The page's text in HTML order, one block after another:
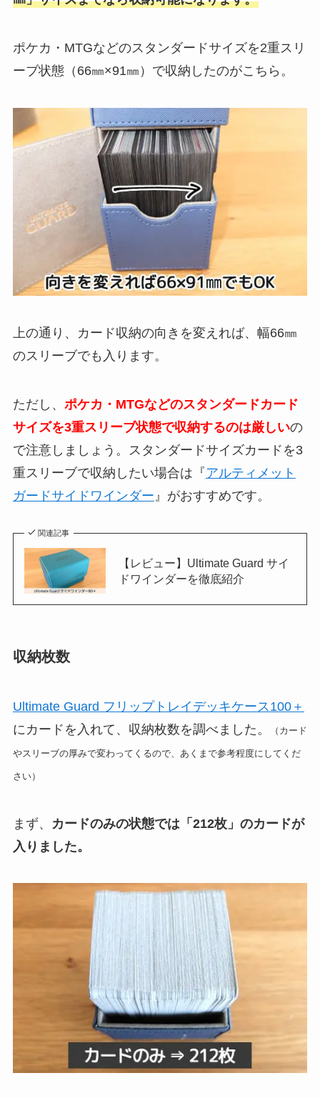
ポケカ・MTGなどのスタンダードサイズを2重スリ
ーブ状態（66㎜×91㎜）で収納したのがこちら。
上の通り、カード収納の向きを変えれば、幅66㎜
のスリーブでも入ります。
ただし、 ポケカ・MTGなどのスタンダードカード
サイズを3重スリーブ状態で収納するのは厳しいの
で注意しましょう。スタンダードサイズカードを3
重スリーブで収納したい場合は『アルティメット
ガードサイドワインダー』がおすすめです。
関連記事
【レビュー】Ultimate Guard サイ
ドワインダーを徹底紹介
収納枚数
Ultimate Guard フリップトレイデッキケース100＋
にカードを入れて、収納枚数を調べました。
（カード
やスリーブの厚みで変わってくるので、あくまで参考程度にしてくだ
さい）
まず、
カードのみの状態では「212枚」のカードが
入りました。